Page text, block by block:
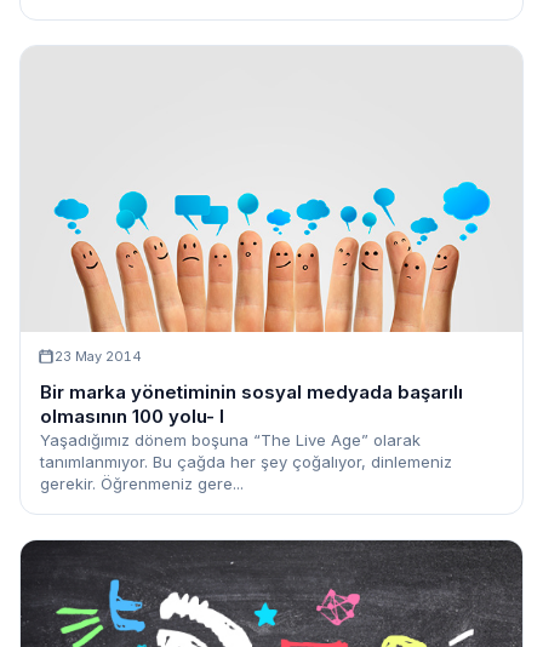
23 May 2014
Bir marka yönetiminin sosyal medyada başarılı
olmasının 100 yolu- I
Yaşadığımız dönem boşuna “The Live Age” olarak
tanımlanmıyor. Bu çağda her şey çoğalıyor, dinlemeniz
gerekir. Öğrenmeniz gere...